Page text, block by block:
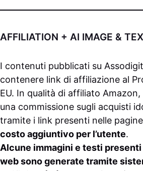
AFFILIATION + AI IMAGE &
I contenuti pubblicati su
contenere link di affiliazione al
EU. In qualità di affiliato
una commissione sugli acquisti
tramite i link presenti nelle
costo aggiuntivo per l’utente.
Alcune immagini e testi
web sono generate tramite